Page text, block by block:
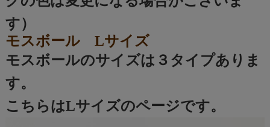
す）
モスボール Lサイズ
モスボールのサイズは３タイプありま
す。
こちらはLサイズのページです。